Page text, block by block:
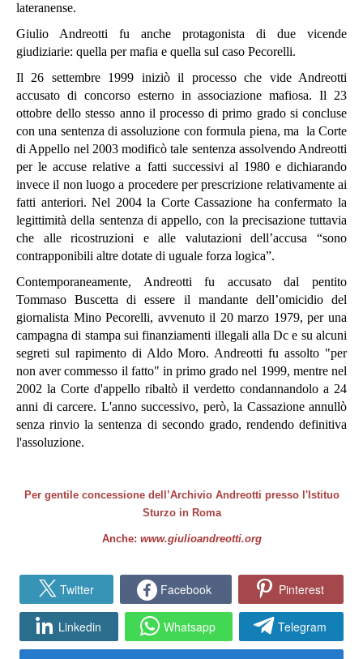
lateranense.
Giulio Andreotti fu anche protagonista di due vicende
giudiziarie: quella per mafia e quella sul caso Pecorelli.
Il 26 settembre 1999 iniziò il processo che vide Andreotti
accusato di concorso esterno in associazione mafiosa. Il 23
ottobre dello stesso anno il processo di primo grado si concluse
con una sentenza di assoluzione con formula piena, ma la Corte
di Appello nel 2003 modificò tale sentenza assolvendo Andreotti
per le accuse relative a fatti successivi al 1980 e dichiarando
invece il non luogo a procedere per prescrizione relativamente ai
fatti anteriori. Nel 2004 la Corte Cassazione ha confermato la
legittimità della sentenza di appello, con la precisazione tuttavia
che alle ricostruzioni e alle valutazioni dell’accusa “sono
contrapponibili altre dotate di uguale forza logica”.
Contemporaneamente, Andreotti fu accusato dal pentito
Tommaso Buscetta di essere il mandante dell’omicidio del
giornalista Mino Pecorelli, avvenuto il 20 marzo 1979, per una
campagna di stampa sui finanziamenti illegali alla Dc e su alcuni
segreti sul rapimento di Aldo Moro. Andreotti fu assolto "per
non aver commesso il fatto" in primo grado nel 1999, mentre nel
2002 la Corte d'appello ribaltò il verdetto condannandolo a 24
anni di carcere. L'anno successivo, però, la Cassazione annullò
senza rinvio la sentenza di secondo grado, rendendo definitiva
l'assoluzione.
Per gentile concessione dell’Archivio Andreotti presso l'Istituo
Sturzo in Roma
Anche: www.giulioandreotti.org
Twitter Facebook Pinterest
Linkedin Whatsapp Telegram